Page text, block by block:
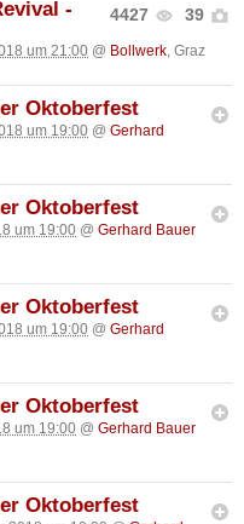
4427 39
-
um 21:00 @ Bollwerk, Graz
Oktoberfest
um 19:00 @ Gerhard
Oktoberfest
um 19:00 @ Gerhard Bauer
Oktoberfest
um 19:00 @ Gerhard
Oktoberfest
um 19:00 @ Gerhard Bauer
Oktoberfest